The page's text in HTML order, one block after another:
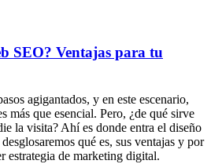
SEO? Ventajas para tu
agigantados, y en este escenario,
más que esencial. Pero, ¿de qué sirve
la visita? Ahí es donde entra el diseño
qué es, sus ventajas y por
estrategia de marketing digital.